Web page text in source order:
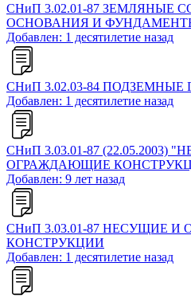
СНиП 3.02.01-87 ЗЕМЛЯНЫЕ
ОСНОВАНИЯ И
Добавлен: 1 десятилетие назад
СНиП 3.02.03-84
Добавлен: 1 десятилетие назад
СНиП 3.03.01-87 (22.05.2003)
ОГРАЖДАЮЩИЕ
Добавлен: 9 лет назад
СНиП 3.03.01-87 НЕСУЩИЕ
КОНСТРУКЦИИ
Добавлен: 1 десятилетие назад